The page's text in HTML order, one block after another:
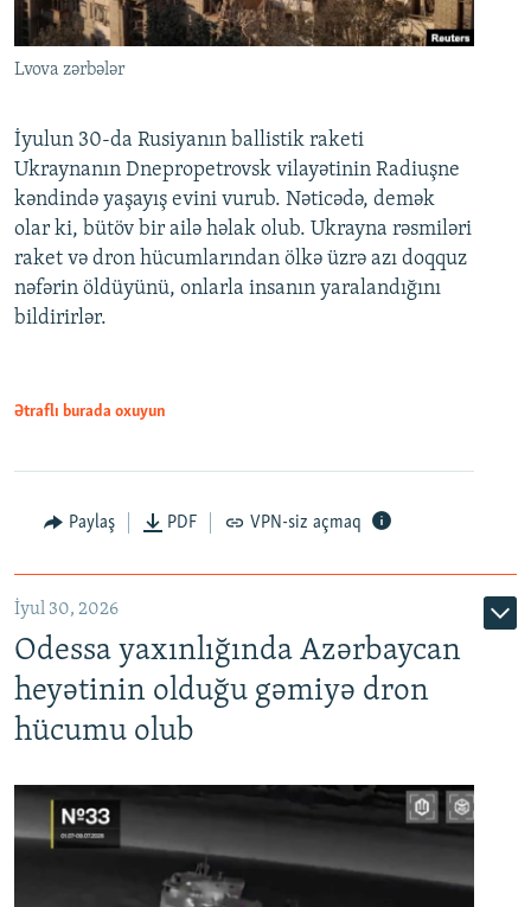
Lvova zərbələr
İyulun 30-da Rusiyanın ballistik raketi
Ukraynanın Dnepropetrovsk vilayətinin Radiuşne
kəndində yaşayış evini vurub. Nəticədə, demək
olar ki, bütöv bir ailə həlak olub. Ukrayna rəsmiləri
raket və dron hücumlarından ölkə üzrə azı doqquz
nəfərin öldüyünü, onlarla insanın yaralandığını
bildirirlər.
Ətraflı burada oxuyun
Paylaş PDF VPN-siz açmaq
İyul 30, 2026
Odessa yaxınlığında Azərbaycan
heyətinin olduğu gəmiyə dron
hücumu olub